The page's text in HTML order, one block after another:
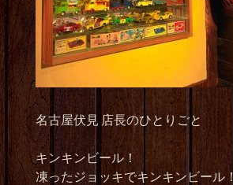
名古屋伏見 店長のひとりごと
キンキンビール！
凍ったジョッキでキンキンビール！